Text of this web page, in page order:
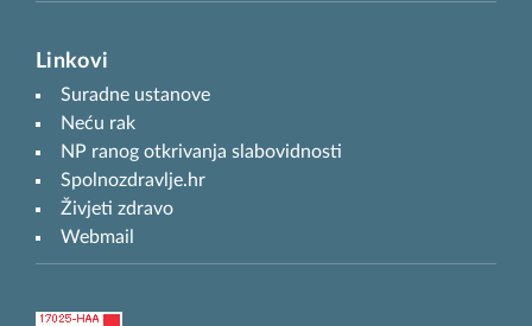
Linkovi
Suradne ustanove
Neću rak
NP ranog otkrivanja slabovidnosti
Spolnozdravlje.hr
Živjeti zdravo
Webmail